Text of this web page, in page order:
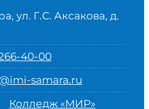
ул. Г.С. Аксакова, д.
40-00
samara.ru
Колледж «МИР»